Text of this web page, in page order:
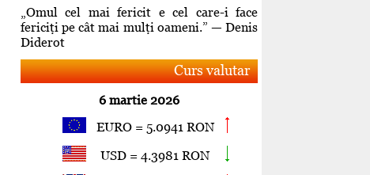
„Omul cel mai fericit e cel care-i face
fericiţi pe cât mai mulţi oameni.” — Denis
Diderot
Curs valutar
6 martie 2026
EURO = 5.0941 RON
USD = 4.3981 RON